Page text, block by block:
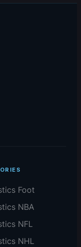
Foot
NBA
NFL
NHL